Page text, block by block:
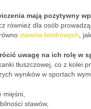
mają pozytywny
również dla osób
stawów biodrowych ,
uwagę na ich rolę w
tłuszczowej, co z kolei
wyników w sportach
mięśni,
stawów,